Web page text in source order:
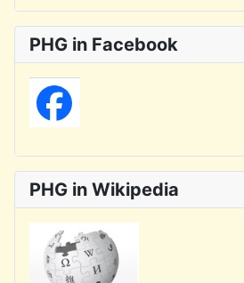
PHG in Facebook
PHG in Wikipedia